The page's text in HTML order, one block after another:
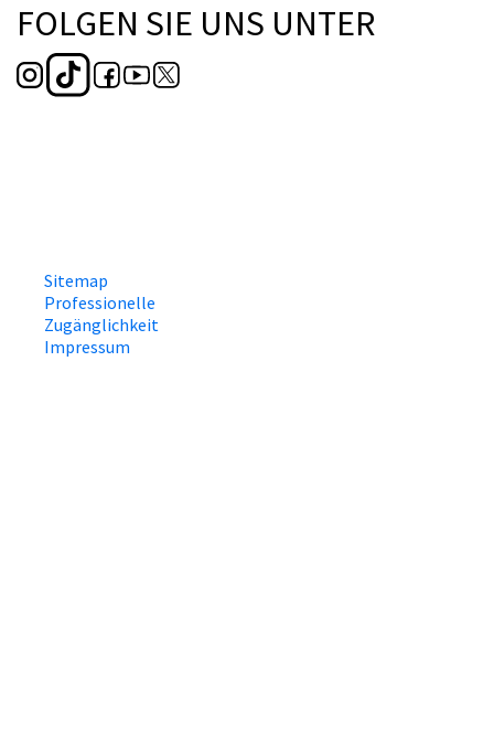
FOLGEN SIE UNS UNTER
Sitemap
Professionelle
Zugänglichkeit
Impressum